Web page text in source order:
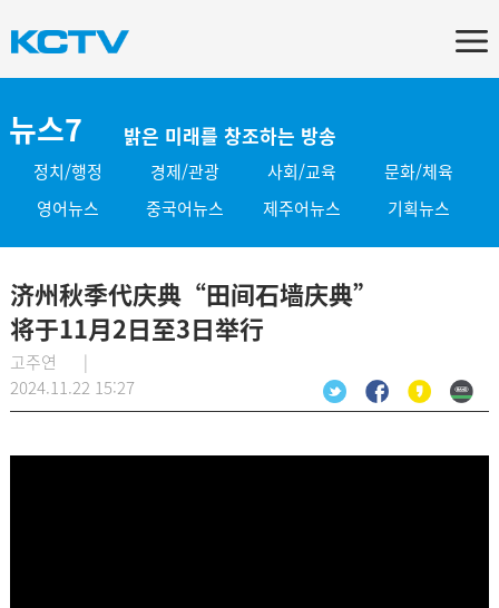
뉴스7 밝은 미래를 창조하는 방송
정치/행정 경제/관광 사회/교육
문화/체육
영어뉴스
중국어뉴스 제주어뉴스 기획뉴스
济州秋季代庆典“田间石墙庆典”
将于11月2日至3日举行
고주연 |
2024.11.22 15:27